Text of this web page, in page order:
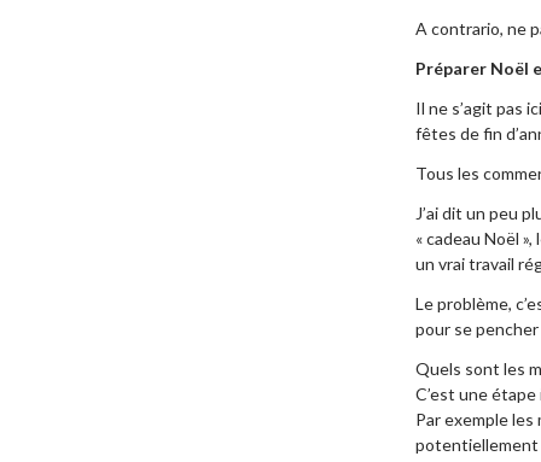
A contrario, ne
Préparer Noël
Il ne s’agit pas
fêtes de fin
Tous les
J’ai dit un peu
« cadeau Noël
un vrai travail
Le problème,
pour se
Quels sont les
C’est une
Par exemple les
potentiellement